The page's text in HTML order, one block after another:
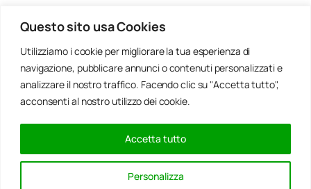
Questo sito usa Cookies
Utilizziamo i cookie per migliorare la tua esperienza di
navigazione, pubblicare annunci o contenuti personalizzati e
analizzare il nostro traffico. Facendo clic su "Accetta tutto",
acconsenti al nostro utilizzo dei cookie.
Personalizza
Accetta tutto
Ponte Morandi e quell’anno
zero che non è mai arrivato a
Genova
Agosto
2023
Rinnovabili, al passo della
Bocchetta un parco eolico
con 5 pale da 150 metri
Gennaio